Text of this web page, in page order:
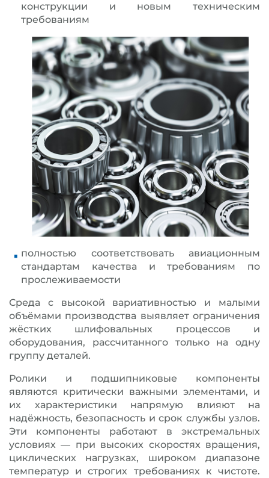
конструкции и новым техническим
требованиям
полностью соответствовать авиационным
стандартам качества и требованиям по
прослеживаемости
Среда с высокой вариативностью и малыми
объёмами производства выявляет ограничения
жёстких шлифовальных процессов и
оборудования, рассчитанного только на одну
группу деталей.
Ролики и подшипниковые компоненты
являются критически важными элементами, и
их характеристики напрямую влияют на
надёжность, безопасность и срок службы узлов.
Эти компоненты работают в экстремальных
условиях — при высоких скоростях вращения,
циклических нагрузках, широком диапазоне
температур и строгих требованиях к чистоте.